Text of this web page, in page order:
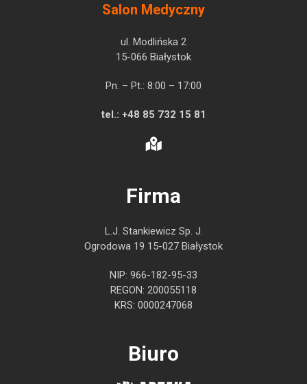
Salon Medyczny
ul. Modlińska 2
15-066 Białystok
Pn. – Pt.: 8:00 – 17:00
tel.: +48 85 732 15 81
Firma
L.J. Stankiewicz Sp. J.
Ogrodowa 19 15-027 Białystok
NIP: 966-182-95-33
REGON: 200055118
KRS: 0000247068
Biuro